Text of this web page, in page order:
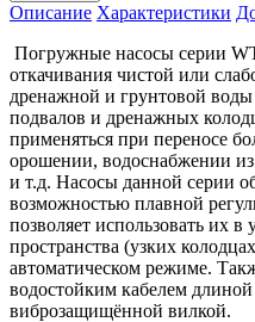
Описание Характеристики
Погружные насосы серии
откачивания чистой или
дренажной и грунтовой
подвалов и дренажных
применяться при переносе
орошении, водоснабжении
и т.д. Насосы данной серии
возможностью плавной
позволяет использовать их в
пространства (узких
автоматическом режиме.
водостойким кабелем
виброзащищённой вилкой.